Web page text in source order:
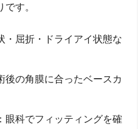
す。
・屈折・ドライアイ状態な
後の角膜に合ったベースカ
：眼科でフィッティングを確
ら当日までの流れ
裸眼生活を守るために